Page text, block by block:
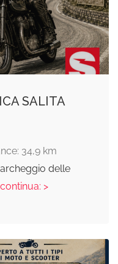
SALITA
34,9 km
delle
continua: >